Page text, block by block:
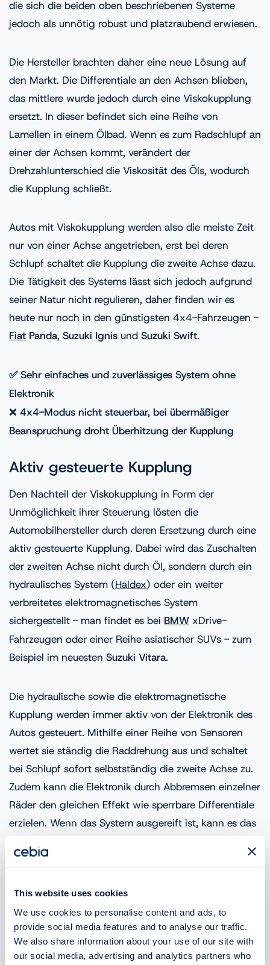
This website uses cookies
We use cookies to personalise content and ads, to
provide social media features and to analyse our traffic.
We also share information about your use of our site with
our social media, advertising and analytics partners who
die sich die beiden oben beschriebenen Systeme
jedoch als unnötig robust und platzraubend erwiesen.
Die Hersteller brachten daher eine neue Lösung auf
den Markt. Die Differentiale an den Achsen blieben,
das mittlere wurde jedoch durch eine Viskokupplung
ersetzt. In dieser befindet sich eine Reihe von
Lamellen in einem Ölbad. Wenn es zum Radschlupf an
einer der Achsen kommt, verändert der
Drehzahlunterschied die Viskosität des Öls, wodurch
die Kupplung schließt.
Autos mit Viskokupplung werden also die meiste Zeit
nur von einer Achse angetrieben, erst bei deren
Schlupf schaltet die Kupplung die zweite Achse dazu.
Die Tätigkeit des Systems lässt sich jedoch aufgrund
seiner Natur nicht regulieren, daher finden wir es
heute nur noch in den günstigsten 4x4-Fahrzeugen -
Fiat Panda, Suzuki Ignis und Suzuki Swift.
✅ Sehr einfaches und zuverlässiges System ohne
Elektronik
❌ 4x4-Modus nicht steuerbar, bei übermäßiger
Beanspruchung droht Überhitzung der Kupplung
Aktiv gesteuerte Kupplung
Den Nachteil der Viskokupplung in Form der
Unmöglichkeit ihrer Steuerung lösten die
Automobilhersteller durch deren Ersetzung durch eine
aktiv gesteuerte Kupplung. Dabei wird das Zuschalten
der zweiten Achse nicht durch Öl, sondern durch ein
hydraulisches System (Haldex) oder ein weiter
verbreitetes elektromagnetisches System
sichergestellt - man findet es bei BMW xDrive-
Fahrzeugen oder einer Reihe asiatischer SUVs - zum
Beispiel im neuesten Suzuki Vitara.
Die hydraulische sowie die elektromagnetische
Kupplung werden immer aktiv von der Elektronik des
Autos gesteuert. Mithilfe einer Reihe von Sensoren
wertet sie ständig die Raddrehung aus und schaltet
bei Schlupf sofort selbstständig die zweite Achse zu.
Zudem kann die Elektronik durch Abbremsen einzelner
Räder den gleichen Effekt wie sperrbare Differentiale
erzielen. Wenn das System ausgereift ist, kann es das
Rädern durchdrehen.
Viele Autos mit diesem System bieten dem Fahrer die
Möglichkeit, den Allradantrieb zu steuern, er kann
verschiedene Fahrmodi wählen oder im Lock-Modus
einen "ständigen" 4x4-Antrieb einschalten.